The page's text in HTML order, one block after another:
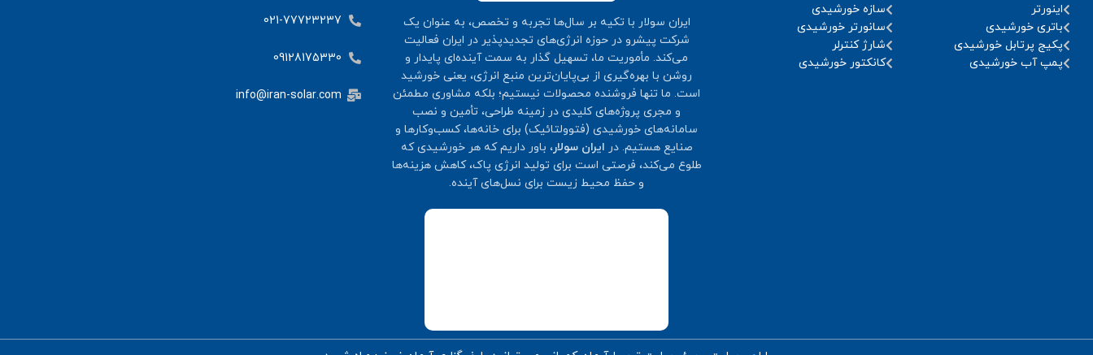
اینورتر
باتری خورشیدی
پکیج پرتابل خورشیدی
پمپ آب خورشیدی
سازه خورشیدی
سانورتر خورشیدی
شارژ کنترلر
کانکتور خورشیدی
ایران سولار با تکیه بر سال‌ها تجربه و تخصص، به عنوان یک
شرکت پیشرو در حوزه انرژی‌های تجدیدپذیر در ایران فعالیت
می‌کند. مأموریت ما، تسهیل گذار به سمت آینده‌ای پایدار و
روشن با بهره‌گیری از بی‌پایان‌ترین منبع انرژی، یعنی خورشید
است. ما تنها فروشنده محصولات نیستیم؛ بلکه مشاوری مطمئن
و مجری پروژه‌های کلیدی در زمینه طراحی، تأمین و نصب
سامانه‌های خورشیدی (فتوولتائیک) برای خانه‌ها، کسب‌وکارها و
صنایع هستیم. در ایران سولار، باور داریم که هر خورشیدی که
طلوع می‌کند، فرصتی است برای تولید انرژی پاک، کاهش هزینه‌ها
و حفظ محیط زیست برای نسل‌های آینده.
021-77723237
09128175330
info@iran-solar.com